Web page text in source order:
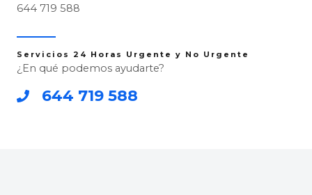
644 719 588
Servicios 24 Horas Urgente y No Urgente
¿En qué podemos ayudarte?
644 719 588